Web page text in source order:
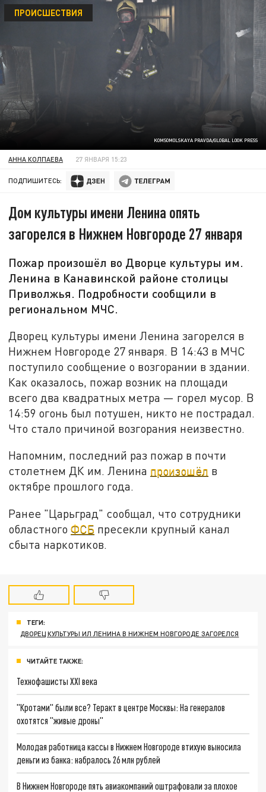
KOMSOMOLSKAYA PRAVDA/GLOBAL LOOK PRESS
ПРОИСШЕСТВИЯ
АННА КОЛПАЕВА 27 ЯНВАРЯ 15:23
ПОДПИШИТЕСЬ:
Дом культуры имени Ленина опять
загорелся в Нижнем Новгороде 27 января
Пожар произошёл во Дворце культуры им.
Ленина в Канавинской районе столицы
Приволжья. Подробности сообщили в
региональном МЧС.
Дворец культуры имени Ленина загорелся в
Нижнем Новгороде 27 января. В 14:43 в МЧС
поступило сообщение о возгорании в здании.
Как оказалось, пожар возник на площади
всего два квадратных метра — горел мусор. В
14:59 огонь был потушен, никто не пострадал.
Что стало причиной возгорания неизвестно.
Напомним, последний раз пожар в почти
столетнем ДК им. Ленина произошёл в
октябре прошлого года.
Ранее "Царьград" сообщал, что сотрудники
областногоФСБ пресекли крупный канал
сбыта наркотиков.
ТЕГИ:
ДВОРЕЦ КУЛЬТУРЫ ИЛ ЛЕНИНА В НИЖНЕМ НОВГОРОДЕ ЗАГОРЕЛСЯ
ЧИТАЙТЕ ТАКЖЕ:
Технофашисты XXI века
"Кротами" были все? Теракт в центре Москвы: На генералов
охотятся "живые дроны"
Молодая работница кассы в Нижнем Новгороде втихую выносила
деньги из банка: набралось 26 млн рублей
В Нижнем Новгороде пять авиакомпаний оштрафовали за плохое